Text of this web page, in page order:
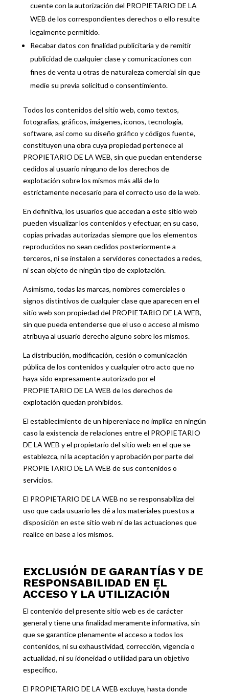
cuente con la autorización del PROPIETARIO DE LA
WEB de los correspondientes derechos o ello resulte
legalmente permitido.
Recabar datos con finalidad publicitaria y de remitir
publicidad de cualquier clase y comunicaciones con
fines de venta u otras de naturaleza comercial sin que
medie su previa solicitud o consentimiento.
Todos los contenidos del sitio web, como textos,
fotografías, gráficos, imágenes, iconos, tecnología,
software, así como su diseño gráfico y códigos fuente,
constituyen una obra cuya propiedad pertenece al
PROPIETARIO DE LA WEB, sin que puedan entenderse
cedidos al usuario ninguno de los derechos de
explotación sobre los mismos más allá de lo
estrictamente necesario para el correcto uso de la web.
En definitiva, los usuarios que accedan a este sitio web
pueden visualizar los contenidos y efectuar, en su caso,
copias privadas autorizadas siempre que los elementos
reproducidos no sean cedidos posteriormente a
terceros, ni se instalen a servidores conectados a redes,
ni sean objeto de ningún tipo de explotación.
Asimismo, todas las marcas, nombres comerciales o
signos distintivos de cualquier clase que aparecen en el
sitio web son propiedad del PROPIETARIO DE LA WEB,
sin que pueda entenderse que el uso o acceso al mismo
atribuya al usuario derecho alguno sobre los mismos.
La distribución, modificación, cesión o comunicación
pública de los contenidos y cualquier otro acto que no
haya sido expresamente autorizado por el
PROPIETARIO DE LA WEB de los derechos de
explotación quedan prohibidos.
El establecimiento de un hiperenlace no implica en ningún
caso la existencia de relaciones entre el PROPIETARIO
DE LA WEB y el propietario del sitio web en el que se
establezca, ni la aceptación y aprobación por parte del
PROPIETARIO DE LA WEB de sus contenidos o
servicios.
El PROPIETARIO DE LA WEB no se responsabiliza del
uso que cada usuario les dé a los materiales puestos a
disposición en este sitio web ni de las actuaciones que
realice en base a los mismos.
EXCLUSIÓN DE GARANTÍAS Y DE
RESPONSABILIDAD EN EL
ACCESO Y LA UTILIZACIÓN
El contenido del presente sitio web es de carácter
general y tiene una finalidad meramente informativa, sin
que se garantice plenamente el acceso a todos los
contenidos, ni su exhaustividad, corrección, vigencia o
actualidad, ni su idoneidad o utilidad para un objetivo
específico.
El PROPIETARIO DE LA WEB excluye, hasta donde